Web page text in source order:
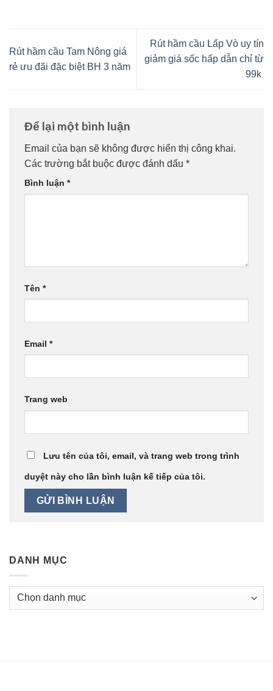
Rút hầm cầu Tam Nông giá
rẻ ưu đãi đặc biệt BH 3 năm
Rút hầm cầu Lấp Vò uy tín
giảm giá sốc hấp dẫn chỉ từ
99k
Để lại một bình luận
Email của bạn sẽ không được hiển thị công khai.
Các trường bắt buộc được đánh dấu *
Bình luận *
Tên *
Email *
Trang web
Lưu tên của tôi, email, và trang web trong trình
duyệt này cho lần bình luận kế tiếp của tôi.
DANH MỤC
Danh